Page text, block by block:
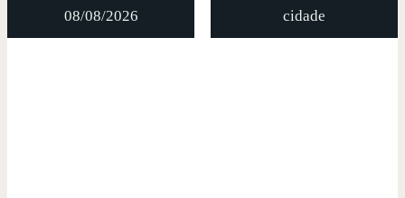
08/08/2026
cidade